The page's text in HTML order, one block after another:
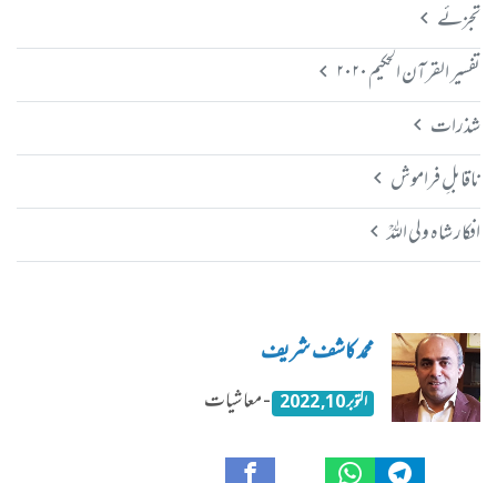
تجزئے
تفسیر القرآن الحکیم ۲۰۲۰
شذرات
ناقابلِ فراموش
افکار شاہ ولی اللہؒ
محمد کاشف شریف
اکتوبر 10, 2022 - معاشیات